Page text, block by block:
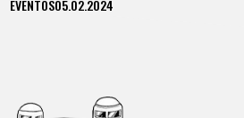
EVENTOS05.02.2024